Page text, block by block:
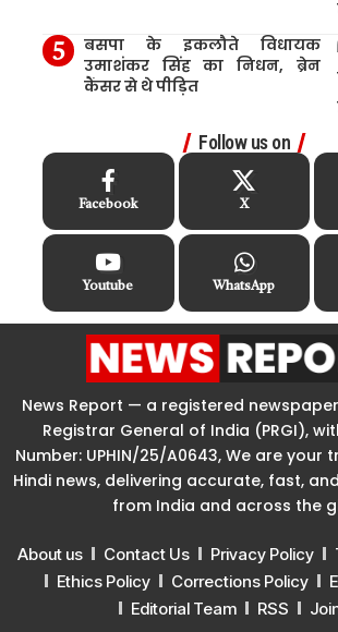
बसपा के इकलौते विधायक
उमाशंकर सिंह का निधन, ब्रेन
कैंसर से थे पीड़ित
Follow us on
Facebook X
Youtube WhatsApp
News Report — a registered
Registrar General of India (PRGI),
Number: UPHIN/25/A0643, We are your
Hindi news, delivering accurate, fast,
from India and across the
About us Contact Us Privacy Policy
Ethics Policy
Corrections Policy
Editorial Team
RSS